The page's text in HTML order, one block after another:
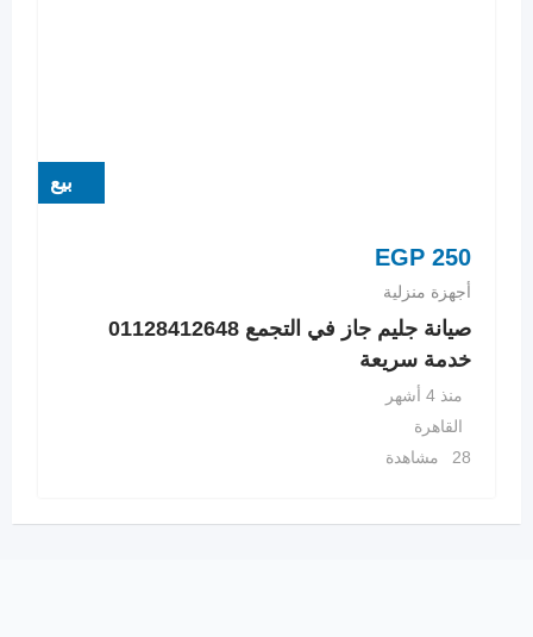
بيع
EGP 250
أجهزة منزلية
صيانة جليم جاز في التجمع 01128412648
خدمة سريعة
منذ 4 أشهر
القاهرة
28 مشاهدة